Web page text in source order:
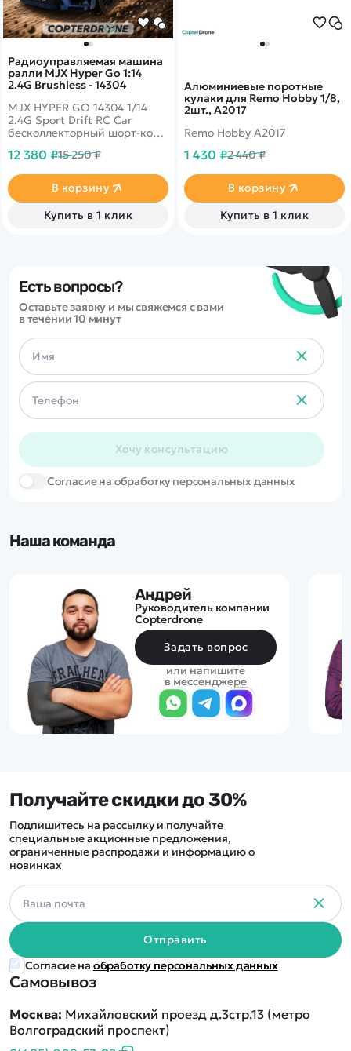
Радиоуправляемая машина
ралли MJX Hyper Go 1:14
2.4G Brushless - 14304
MJX HYPER GO 14304 1/14
2.4G Sport Drift RC Car
бесколлекторный шорт-корс
комплекта сменных колес.
бесколлекторный двигатель.
Металлические детали
шасси и подвески.
Усиленный полный привод
12 380 ₽15 250 ₽
В корзину
Купить в 1 клик
Алюминиевые поротные
кулаки для Remo Hobby 1/8,
2шт., A2017
Remo Hobby A2017
1 430 ₽2 440 ₽
В корзину
Купить в 1 клик
Есть вопросы?
Оставьте заявку и мы свяжемся с вами
в течении 10 минут
Хочу консультацию
Cогласие на обработку персональных данных
Наша команда
Андрей
Руководитель компании
Copterdrone
Задать вопрос
или напишите
в мессенджере
Самовывоз
Москва: Михайловский проезд д.3стр.13 (метро
Волгоградский проспект)
Получайте скидки до 30%
Подпишитесь на рассылку и получайте
специальные акционные предложения,
ограниченные распродажи и информацию о
новинках
Отправить
Согласие на обработку персональных данных